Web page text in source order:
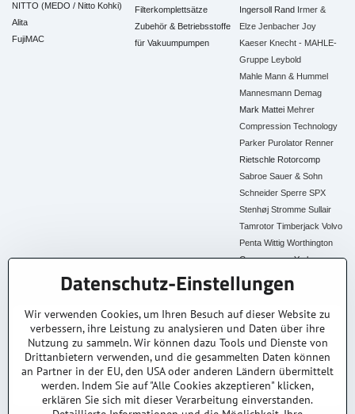
NITTO (MEDO / Nitto Kohki)
Alita
FujiMAC
Filterkomplettsätze
Zubehör & Betriebsstoffe
für Vakuumpumpen
Ingersoll Rand Irmer &
Elze Jenbacher Joy
Kaeser Knecht - MAHLE-
Gruppe Leybold
Mahle Mann & Hummel
Mannesmann Demag
Mark Mattei Mehrer
Compression Technology
Parker Purolator Renner
Rietschle Rotorcomp
Sabroe Sauer & Sohn
Schneider Sperre SPX
Stenhøj Stromme Sullair
Tamrotor Timberjack Volvo
Penta Wittig Worthington
Creyssensac York
Alle Ersatzteile
30+ Jahre Erfahrung
Branchenexperten
Lagerware
Schneller Versand AT &
DE
Original & Kompatibel
Ersatzteile aller Marken
Faire Preise
Top Preis-Leistung
Fachberatung
Persönlich & kompetent
Datenschutz-Einstellungen
Wir verwenden Cookies, um Ihren Besuch auf dieser Website zu
verbessern, ihre Leistung zu analysieren und Daten über ihre
Nutzung zu sammeln. Wir können dazu Tools und Dienste von
Drittanbietern verwenden, und die gesammelten Daten können
an Partner in der EU, den USA oder anderen Ländern übermittelt
werden. Indem Sie auf "Alle Cookies akzeptieren" klicken,
erklären Sie sich mit dieser Verarbeitung einverstanden.